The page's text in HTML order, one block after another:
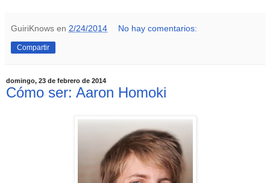
GuiriKnows en 2/24/2014 No hay comentarios:
Compartir
domingo, 23 de febrero de 2014
Cómo ser: Aaron Homoki